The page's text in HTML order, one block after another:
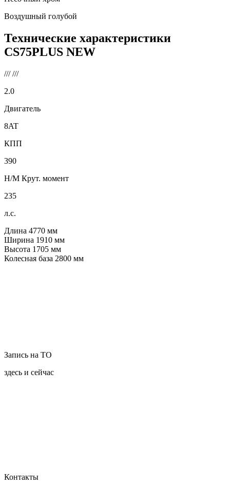
Воздушный голубой
Технические характеристики
CS75PLUS NEW
/// ///
2.0
Двигатель
8AT
КПП
390
Н/М Крут. момент
235
л.с.
Длина 4770 мм
Ширина 1910 мм
Высота 1705 мм
Колесная база 2800 мм
Запись на ТО
здесь и сейчас
Контакты